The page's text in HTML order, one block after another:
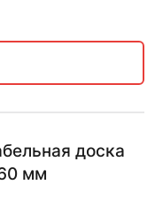
доска
мм